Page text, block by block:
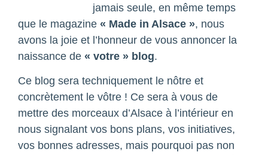
jamais seule, en même temps
que le magazine « Made in Alsace », nous
avons la joie et l’honneur de vous annoncer la
naissance de « votre » blog.
Ce blog sera techniquement le nôtre et
concrètement le vôtre ! Ce sera à vous de
mettre des morceaux d’Alsace à l’intérieur en
nous signalant vos bons plans, vos initiatives,
vos bonnes adresses, mais pourquoi pas non